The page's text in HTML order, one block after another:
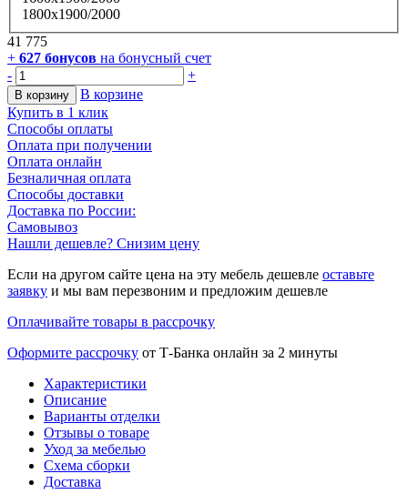
1800х1900/2000
41 775
+ 627 бонусов на бонусный счет
-
+
В корзину
В корзине
Купить в 1 клик
Способы оплаты
Оплата при получении
Оплата онлайн
Безналичная оплата
Способы доставки
Доставка по России:
Самовывоз
Нашли дешевле? Снизим цену
Если на другом сайте цена на эту мебель дешевле оставьте
заявку и мы вам перезвоним и предложим дешевле
Оплачивайте товары в рассрочку
Оформите рассрочку от Т-Банка онлайн за 2 минуты
Характеристики
Описание
Варианты отделки
Отзывы о товаре
Уход за мебелью
Схема сборки
Доставка